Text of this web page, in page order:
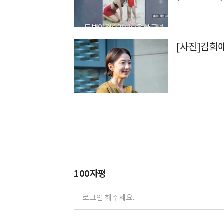
[사진]김희
100자평